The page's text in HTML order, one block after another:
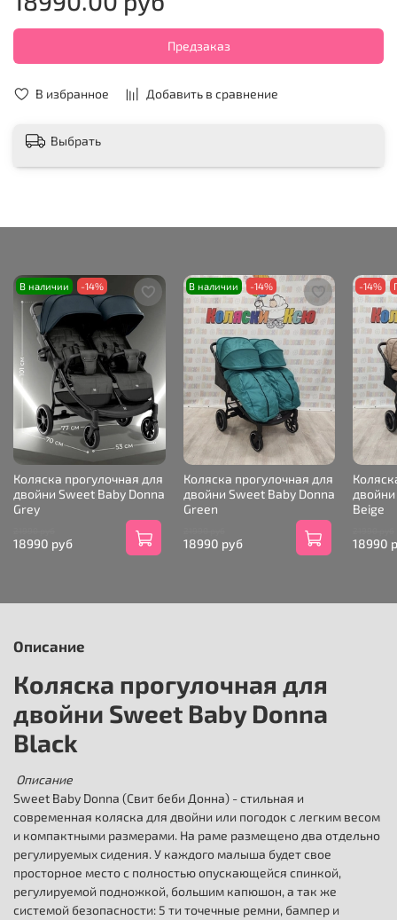
В избранное Добавить в сравнение
Предзаказ
Выбрать
В наличии -14%
Коляска прогулочная для
двойни Sweet Baby Donna
Grey
18990 руб
В наличии -14%
Коляска прогулочная для
двойни Sweet Baby Donna
Green
18990 руб
-14%
Beige
18990
Описание
Коляска прогулочная для
двойни Sweet Baby Donna
Black
Описание
Sweet Baby Donna (Свит беби Донна) - стильная и
современная коляска для двойни или погодок с легким весом
и компактными размерами. На раме размещено два отдельно
регулируемых сидения. У каждого малыша будет свое
просторное место с полностью опускающейся спинкой,
регулируемой подножкой, большим капюшон, а так же
системой безопасности: 5 ти точечные ремни, бампер и